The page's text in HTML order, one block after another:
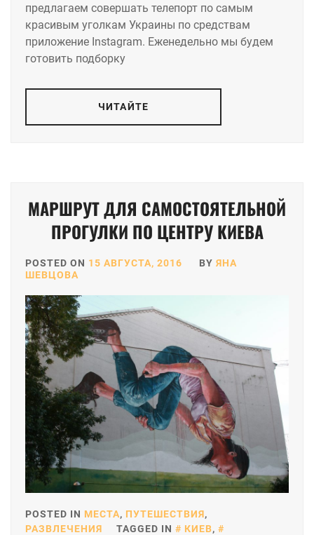
предлагаем совершать телепорт по самым
красивым уголкам Украины по средствам
приложение Instagram. Еженедельно мы будем
готовить подборку
ЧИТАЙТЕ
МАРШРУТ ДЛЯ САМОСТОЯТЕЛЬНОЙ
ПРОГУЛКИ ПО ЦЕНТРУ КИЕВА
POSTED ON 15 АВГУСТА, 2016 BY ЯНА
ШЕВЦОВА
POSTED IN МЕСТА, ПУТЕШЕСТВИЯ,
РАЗВЛЕЧЕНИЯ
TAGGED IN КИЕВ,